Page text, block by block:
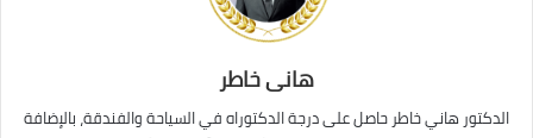
هانى خاطر
الدكتور هاني خاطر حاصل على درجة الدكتوراه في السياحة والفندقة، بالإضافة